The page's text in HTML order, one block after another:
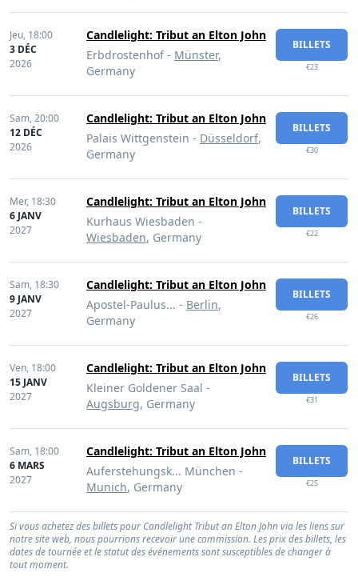
Jeu, 18:00
3 DÉC
2026
Candlelight: Tribut an Elton John
Erbdrostenhof - Münster,
Germany
BILLETS
€23
Sam,20:00
12 DÉC
2026
Candlelight: Tribut an Elton John
Palais Wittgenstein - Düsseldorf,
Germany
BILLETS
€30
Mer, 18:30
6 JANV
2027
Candlelight: Tribut an Elton John
Kurhaus Wiesbaden -
Wiesbaden, Germany
BILLETS
€22
Sam, 18:30
9 JANV
2027
Candlelight: Tribut an Elton John
Apostel-Paulus... - Berlin,
Germany
BILLETS
€26
Ven, 18:00
15 JANV
2027
Candlelight: Tribut an Elton John
Kleiner Goldener Saal -
Augsburg, Germany
BILLETS
€31
Sam, 18:00
6 MARS
2027
Candlelight: Tribut an Elton John
Auferstehungsk... München -
Munich, Germany
BILLETS
€25
Si vous achetez des billets pour Candlelight Tribut an Elton John via les liens sur
notre site web, nous pourrions recevoir une commission. Les prix des billets, les
dates de tournée et le statut des événements sont susceptibles de changer à
tout moment.